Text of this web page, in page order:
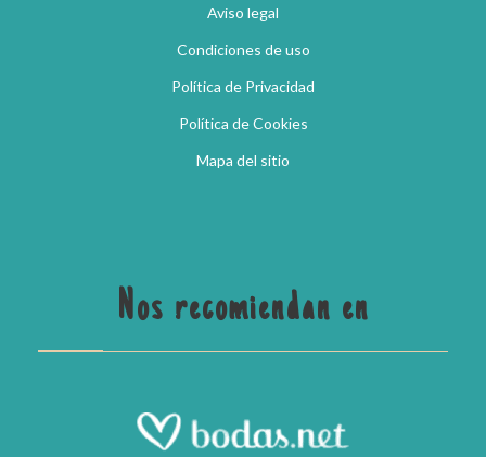
Aviso legal
Condiciones de uso
Política de Privacidad
Política de Cookies
Mapa del sitio
Nos recomiendan en